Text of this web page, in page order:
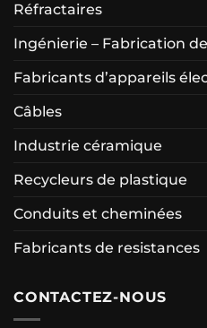
Réfractaires
Ingénierie – Fabrication
Fabricants d’appareils
Câbles
Industrie céramique
Recycleurs de plastique
Conduits et cheminées
Fabricants de resistances
CONTACTEZ-NOUS